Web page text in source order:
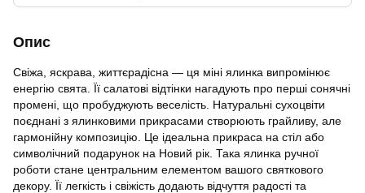
Опис
Свіжа, яскрава, життєрадісна — ця міні ялинка випромінює
енергію свята. Її салатові відтінки нагадують про перші сонячні
промені, що пробуджують веселість. Натуральні сухоцвіти
поєднані з ялинковими прикрасами створюють грайливу, але
гармонійну композицію. Це ідеальна прикраса на стіл або
символічний подарунок на Новий рік. Така ялинка ручної
роботи стане центральним елементом вашого святкового
декору. Її легкість і свіжість додають відчуття радості та